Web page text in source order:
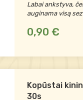
Labai ankstyva,
auginama visą
0,90 €
Kopūstai
30s